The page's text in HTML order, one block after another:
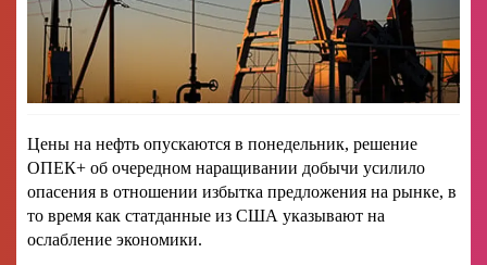
Цены на нефть опускаются в понедельник, решение
ОПЕК+ об очередном наращивании добычи усилило
опасения в отношении избытка предложения на рынке, в
то время как статданные из США указывают на
ослабление экономики.